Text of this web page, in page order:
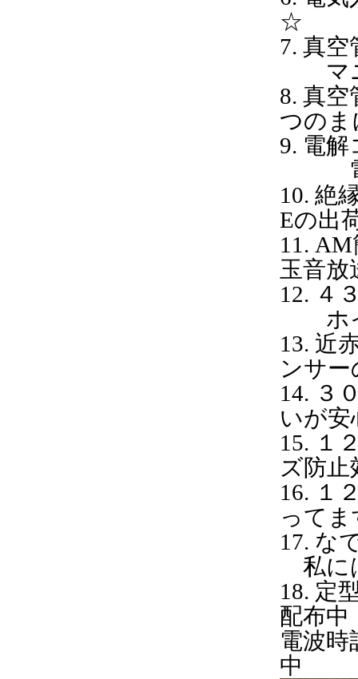
☆
7.
マニ
8. 真
つの
9.
電解
10.
Eの出
玉音放
12.
ホイ
13.
ンサー
14.
いが安
15. １
ズ防止
16.
ってま
私に
配布中
電波
中